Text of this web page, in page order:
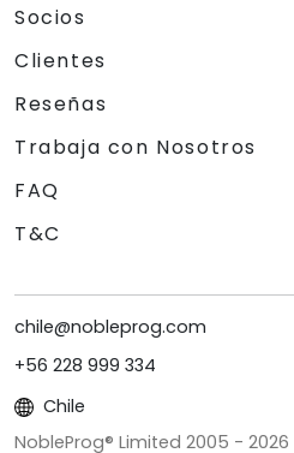
Socios
Clientes
Reseñas
Trabaja con Nosotros
FAQ
T&C
chile@nobleprog.com
+56 228 999 334
Chile
NobleProg® Limited 2005 - 2026